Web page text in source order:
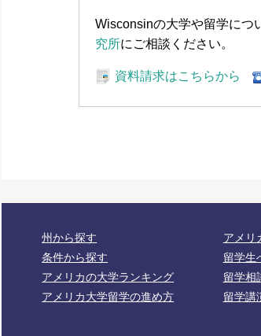
Wisconsinの大学や留学につ
究所にご相談ください。
資料請求はこちらから
州から探す
条件から探す
アメリカの大学ランキング
アメリカ大学留学の進め方
アメリ
留学生
留学相
留学講